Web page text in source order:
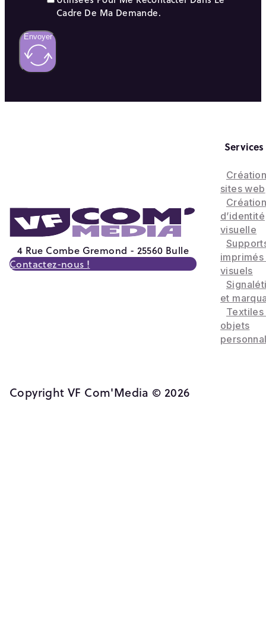
Cadre De Ma Demande.
Envoyer
4 Rue Combe Gremond - 25560 Bulle
Contactez-nous !
Services
sites web
d’identité
visuelle
imprimés
visuels
et
Textiles
objets
Copyright VF Com'Media © 2026